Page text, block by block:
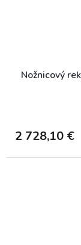
Nožnicový
2 728,10 €